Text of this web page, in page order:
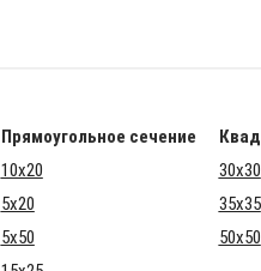
Прямоугольное сечение
10x20
30x30
5x20
35x35
5x50
50x50